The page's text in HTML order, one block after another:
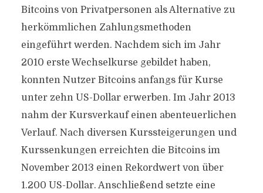
Bitcoins von Privatpersonen als Alternative zu
herkömmlichen Zahlungsmethoden
eingeführt werden. Nachdem sich im Jahr
2010 erste Wechselkurse gebildet haben,
konnten Nutzer Bitcoins anfangs für Kurse
unter zehn US-Dollar erwerben. Im Jahr 2013
nahm der Kursverkauf einen abenteuerlichen
Verlauf. Nach diversen Kurssteigerungen und
Kurssenkungen erreichten die Bitcoins im
November 2013 einen Rekordwert von über
1.200 US-Dollar. Anschließend setzte eine